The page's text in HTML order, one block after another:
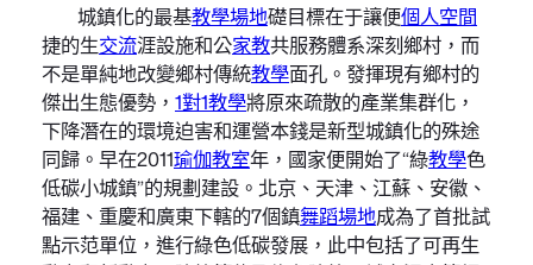
城鎮化的最基教學場地礎目標在于讓便個人空間
捷的生交流涯設施和公家教共服務體系深刻鄉村，而
不是單純地改變鄉村傳統教學面孔。發揮現有鄉村的
傑出生態優勢， 1對1教學將原來疏散的產業集群化，
下降潛在的環境迫害和運營本錢是新型城鎮化的殊途
同歸。早在2011瑜伽教室年，國家便開始了“綠教學色
低碳小城鎮”的規劃建設。北京、天津、江蘇、安徽、
福建、重慶和廣東下轄的7個鎮舞蹈場地成為了首批試
點示范單位，進行綠色低碳發展，此中包括了可再生